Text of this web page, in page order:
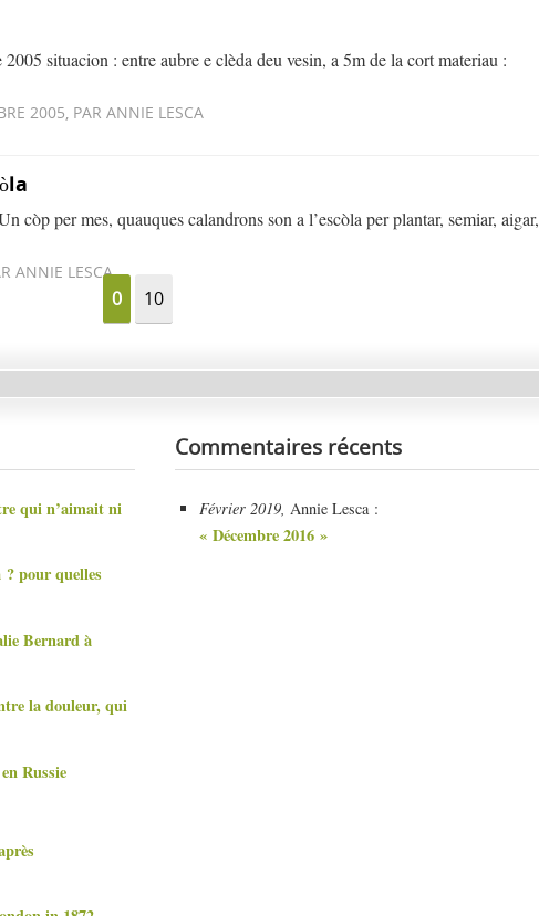
2005 situacion : entre aubre e clèda deu vesin, a 5m de la cort materiau :
2005, PAR ANNIE LESCA
còp per mes, quauques calandrons son a l’escòla per plantar, semiar, aigar,
ANNIE LESCA
0 10
qui n’aimait ni
pour quelles
Bernard à
la douleur, qui
Russie
Commentaires récents
Février 2019, Annie Lesca :
« Décembre 2016 »